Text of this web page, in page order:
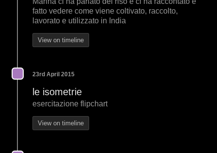
fatto vedere come viene coltivato, raccolto,
lavorato e utilizzato in India
View on timeline
23rd April 2015
le isometrie
esercitazione flipchart
View on timeline